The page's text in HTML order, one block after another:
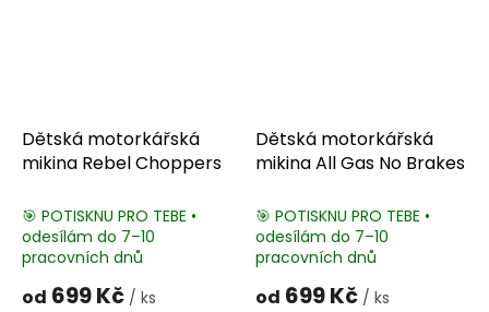
Dětská motorkářská
mikina Rebel Choppers
🎯 POTISKNU PRO TEBE •
odesílám do 7–10
pracovních dnů
od 699 Kč / ks
Dětská motorkářská
mikina All Gas No Brakes
🎯 POTISKNU PRO TEBE •
odesílám do 7–10
pracovních dnů
od 699 Kč / ks